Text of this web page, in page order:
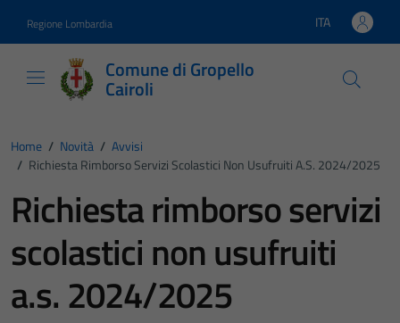
Regione Lombardia Lingua attiva:
ITA
Comune di Gropello
Cairoli
Home / Novità / Avvisi
/ Richiesta Rimborso Servizi Scolastici Non Usufruiti A.s. 2024/2025
Richiesta rimborso servizi
scolastici non usufruiti
a.s. 2024/2025